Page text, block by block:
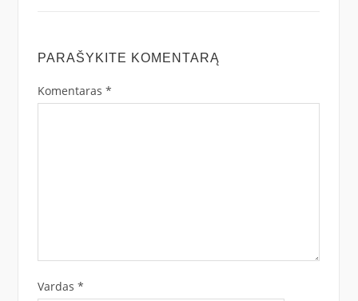
PARAŠYKITE KOMENTARĄ
Komentaras *
Vardas *